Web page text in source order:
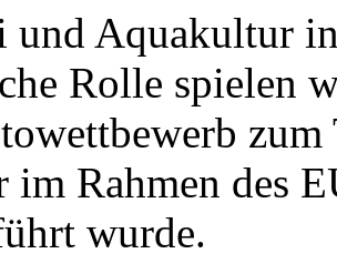
und Aquakultur
Rolle spielen
im Rahmen des
wurde.